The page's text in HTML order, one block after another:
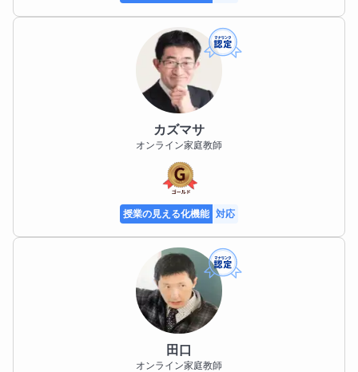
カズマサ
オンライン家庭教師
授業の見える化機能 対応
田口
オンライン家庭教師